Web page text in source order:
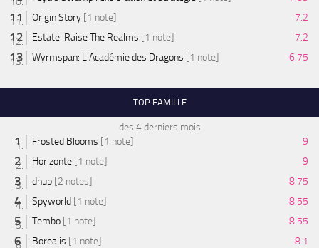
Origin Story [1 note]
7.2
Estate: Raise The Realms [1 note]
7.2
Wyrmspan: L'Académie des Dragons [1 note] 6.75
TOP FAMILLE
des 4 derniers mois
Frosted Blooms [1 note]
9
Horizonte [1 note]
9
dnup [2 notes]
8.75
Spyworld [1 note]
8.55
Tembo [1 note]
8.55
Borealis [1 note]
8.1